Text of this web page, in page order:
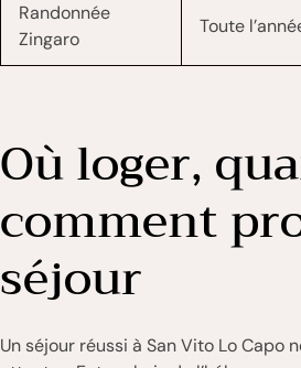
Randonnée
Zingaro
Toute
Où loger,
comment
séjour
Un séjour réussi à San Vito Lo